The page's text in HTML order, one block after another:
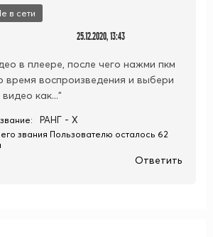
в сети
25.12.2020, 13:43
в плеере, после чего нажми пкм
время воспроизведения и выбери
как..."
РАНГ - X
звания Пользователю осталось 62
Ответить